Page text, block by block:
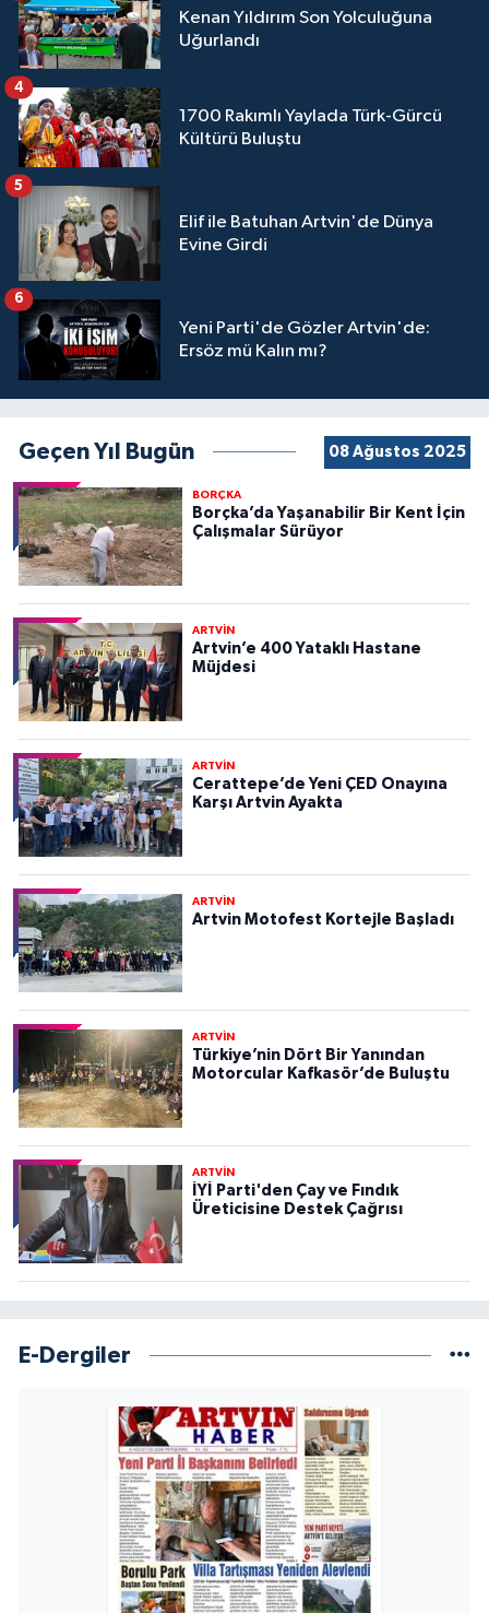
Kenan Yıldırım Son Yolculuğuna
Uğurlandı
1700 Rakımlı Yaylada Türk-Gürcü
Kültürü Buluştu
4
Elif ile Batuhan Artvin'de Dünya
Evine Girdi
5
Yeni Parti'de Gözler Artvin'de:
Ersöz mü Kalın mı?
6
Geçen Yıl Bugün 08 Ağustos 2025
BORÇKA
Borçka’da Yaşanabilir Bir Kent İçin
Çalışmalar Sürüyor
ARTVİN
Artvin’e 400 Yataklı Hastane
Müjdesi
ARTVİN
Cerattepe’de Yeni ÇED Onayına
Karşı Artvin Ayakta
ARTVİN
Artvin Motofest Kortejle Başladı
ARTVİN
Türkiye’nin Dört Bir Yanından
Motorcular Kafkasör’de Buluştu
ARTVİN
İYİ Parti'den Çay ve Fındık
Üreticisine Destek Çağrısı
E-Dergiler